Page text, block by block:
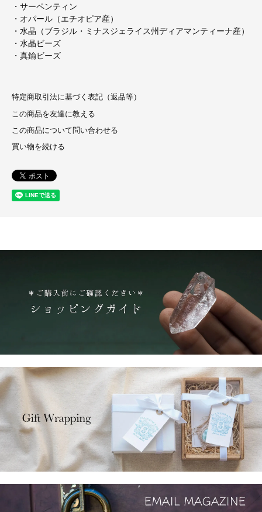
・サーペンティン
・オパール（エチオピア産）
・水晶（ブラジル・ミナスジェライス州ディアマンティーナ産）
・水晶ビーズ
・真鍮ビーズ
特定商取引法に基づく表記（返品等）
この商品を友達に教える
この商品について問い合わせる
買い物を続ける